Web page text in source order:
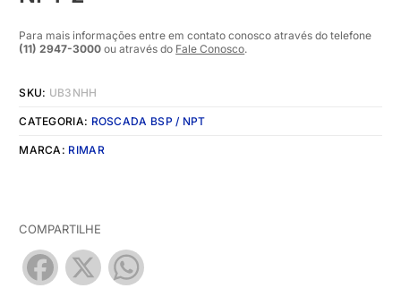
Para mais informações entre em contato conosco através do telefone
(11) 2947-3000 ou através do Fale Conosco.
SKU: UB3NHH
CATEGORIA: ROSCADA BSP / NPT
MARCA: RIMAR
COMPARTILHE
Facebook
X